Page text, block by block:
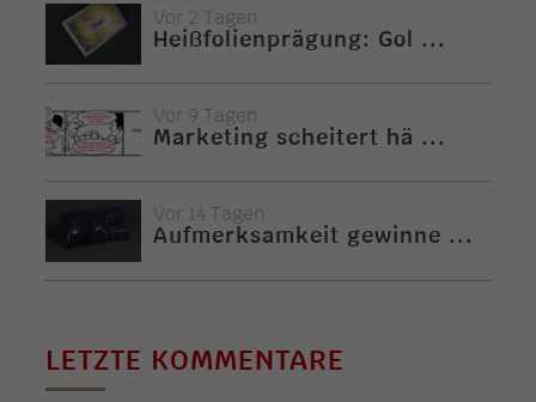
Vor 2 Tagen
Heißfolienprägung: Gol ...
Vor 9 Tagen
Marketing scheitert hä ...
Vor 14 Tagen
Aufmerksamkeit gewinne ...
LETZTE KOMMENTARE